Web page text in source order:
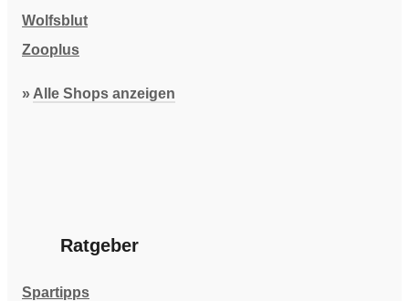
Wolfsblut
Zooplus
» Alle Shops anzeigen
Ratgeber
Spartipps